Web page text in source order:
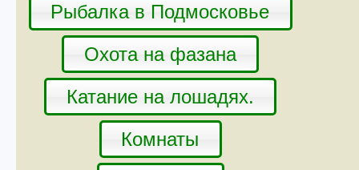
Рыбалка в Подмосковье
Охота на фазана
Катание на лошадях.
Комнаты